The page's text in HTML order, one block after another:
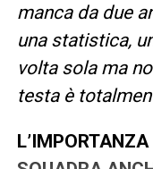
manca da due
una statistica,
volta sola ma
testa è